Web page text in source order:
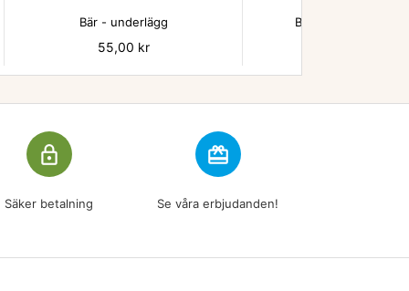

Bär - underlägg
Pris
55,00 kr
Beskow ABC
lock_outline
Säker betalning
redeem
Se våra erbjudanden!